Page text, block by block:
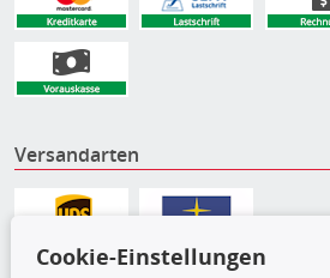
Versandarten
Cookie-Einstellungen